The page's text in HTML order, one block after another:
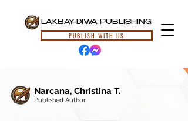
LAKBAY-DIWA PUBLISHING
PUBLISH WITH US
Narcana, Christina T.
Published Author